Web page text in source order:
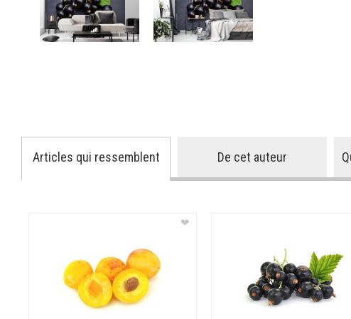
Articles qui ressemblent De cet auteur
❤